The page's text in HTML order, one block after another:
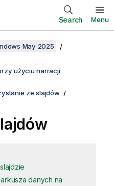
Search Menu
May 2025
użyciu narracji
ze slajdów
danych na